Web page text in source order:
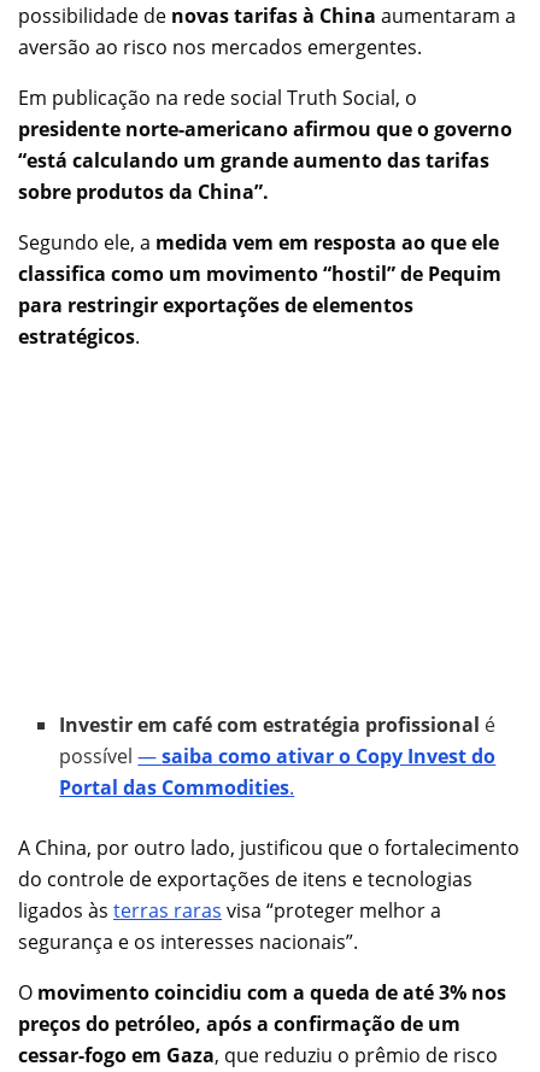
possibilidade de novas tarifas à China aumentaram a
aversão ao risco nos mercados emergentes.
Em publicação na rede social Truth Social, o
presidente norte-americano afirmou que o governo
“está calculando um grande aumento das tarifas
sobre produtos da China”.
Segundo ele, a medida vem em resposta ao que ele
classifica como um movimento “hostil” de Pequim
para restringir exportações de elementos
estratégicos.
Investir em café com estratégia profissional é
possível—saiba como ativar o Copy Invest do
Portal das Commodities.
A China, por outro lado, justificou que o fortalecimento
do controle de exportações de itens e tecnologias
ligados às terras raras visa “proteger melhor a
segurança e os interesses nacionais”.
O movimento coincidiu com a queda de até 3% nos
preços do petróleo, após a confirmação de um
cessar-fogo em Gaza, que reduziu o prêmio de risco